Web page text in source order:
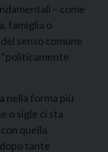
– come
famiglia o
senso comune
nella forma più
o sigle ci sta
quella
tante